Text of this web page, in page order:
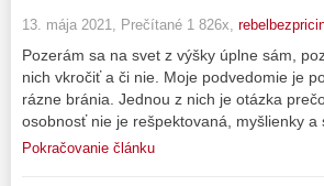
13. mája 2021, Prečítané 1 826x,
Pozerám sa na svet z výšky úplne sám,
nich vkročiť a či nie. Moje podvedomie je
rázne bránia. Jednou z nich je otázka
osobnosť nie je rešpektovaná, myšlienky
Pokračovanie článku